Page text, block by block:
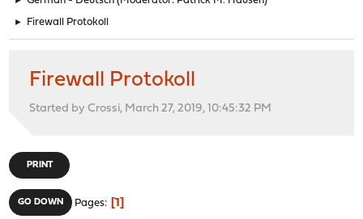
► Firewall Protokoll
Firewall Protokoll
Started by Crossi, March 27, 2019, 10:45:32 PM
PRINT
GO DOWN Pages 1